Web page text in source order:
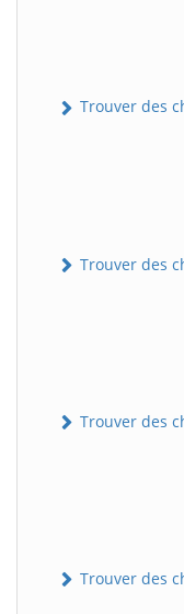
Trouver des
Trouver des
Trouver des
Trouver des